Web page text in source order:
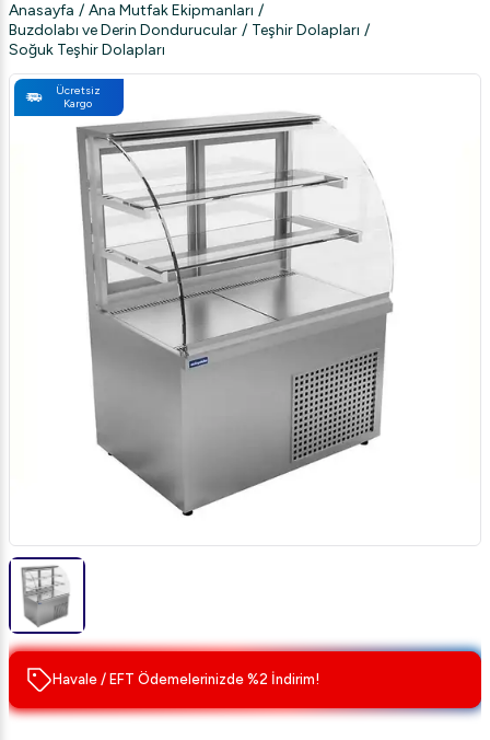
Anasayfa / Ana Mutfak Ekipmanları /
Buzdolabı ve Derin Dondurucular / Teşhir Dolapları /
Soğuk Teşhir Dolapları
Ücretsiz
Kargo
Havale / EFT Ödemelerinizde %2 İndirim!